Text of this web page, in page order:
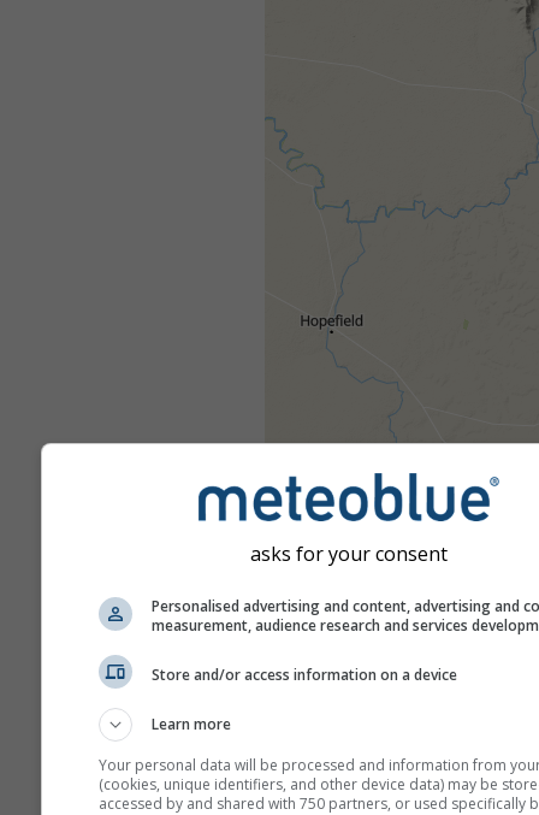
asks for your consent
Personalised advertising and content, advertising and
measurement, audience research and services
Store and/or access information on a device
Learn more
Your personal data will be processed and information from
(cookies, unique identifiers, and other device data) may be
accessed by and shared with 750 partners, or used specifically